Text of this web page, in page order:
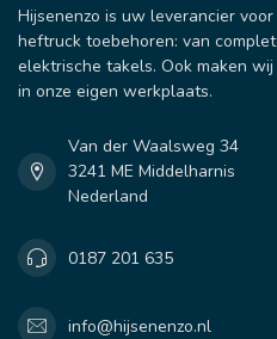
Hijsenenzo is uw leverancier
heftruck toebehoren: van
elektrische takels. Ook maken
in onze eigen werkplaats.
Van der Waalsweg 34
3241 ME Middelharnis
Nederland
0187 201 635
info@hijsenenzo.nl